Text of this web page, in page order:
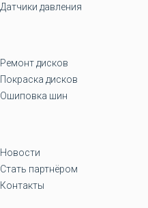
Датчики давления
Ремонт дисков
Покраска дисков
Ошиповка шин
Новости
Стать партнёром
Контакты